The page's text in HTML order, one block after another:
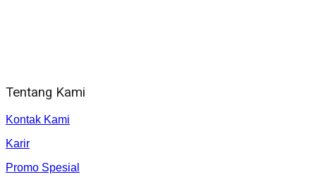
Tentang Kami
Kontak Kami
Karir
Promo Spesial